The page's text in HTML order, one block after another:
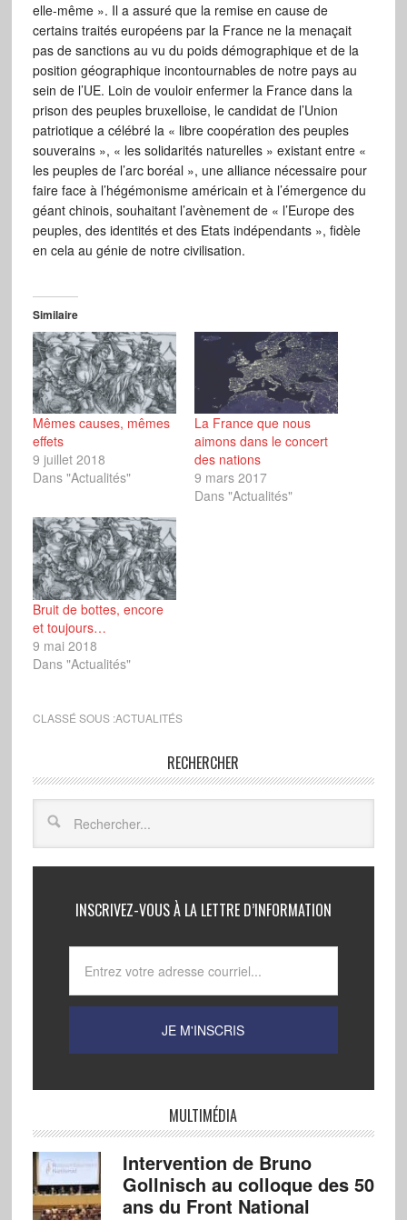
elle-même ». Il a assuré que la remise en cause de
certains traités européens par la France ne la menaçait
pas de sanctions au vu du poids démographique et de la
position géographique incontournables de notre pays au
sein de l’UE. Loin de vouloir enfermer la France dans la
prison des peuples bruxelloise, le candidat de l’Union
patriotique a célébré la « libre coopération des peuples
souverains », « les solidarités naturelles » existant entre «
les peuples de l’arc boréal », une alliance nécessaire pour
faire face à l’hégémonisme américain et à l’émergence du
géant chinois, souhaitant l’avènement de « l’Europe des
peuples, des identités et des Etats indépendants », fidèle
en cela au génie de notre civilisation.
Similaire
Mêmes causes, mêmes
effets
9 juillet 2018
Dans "Actualités"
La France que nous
aimons dans le concert
des nations
9 mars 2017
Dans "Actualités"
Bruit de bottes, encore
et toujours…
9 mai 2018
Dans "Actualités"
CLASSÉ SOUS :ACTUALITÉS
RECHERCHER
INSCRIVEZ-VOUS À LA LETTRE D’INFORMATION
MULTIMÉDIA
Intervention de Bruno
Gollnisch au colloque des 50
ans du Front National